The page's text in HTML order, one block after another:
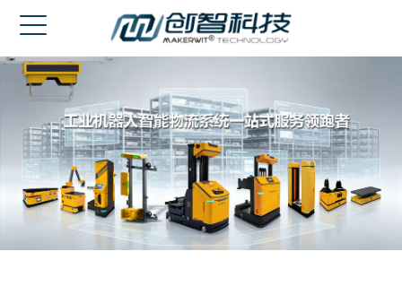
网站首页
走进创智
产品中心
成功案例